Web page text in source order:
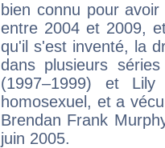
bien connu pour
entre 2004 et 2009,
qu'il s'est inventé, la
dans plusieurs
(1997–1999) et
homosexuel, et a
Brendan Frank
juin 2005.